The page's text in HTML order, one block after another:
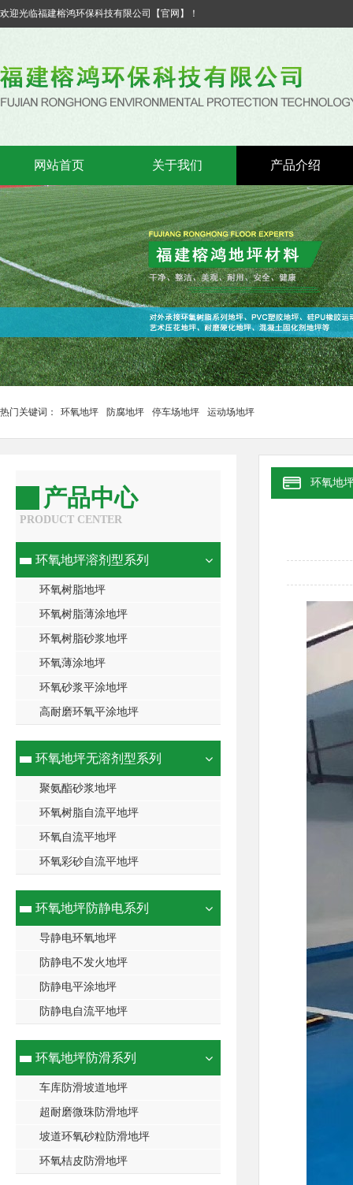
欢迎光临福建榕鸿环保科技有限公司【官网】！
网站首页 关于我们 产品介绍
热门关键词： 环氧地坪 防腐地坪 停车场地坪 运动场地坪
产品中心
PRODUCT CENTER
环氧地坪溶剂型系列
环氧树脂地坪
环氧树脂薄涂地坪
环氧树脂砂浆地坪
环氧薄涂地坪
环氧砂浆平涂地坪
高耐磨环氧平涂地坪
环氧地坪无溶剂型系列
聚氨酯砂浆地坪
环氧树脂自流平地坪
环氧自流平地坪
环氧彩砂自流平地坪
环氧地坪防静电系列
导静电环氧地坪
防静电不发火地坪
防静电平涂地坪
防静电自流平地坪
环氧地坪防滑系列
车库防滑坡道地坪
超耐磨微珠防滑地坪
坡道环氧砂粒防滑地坪
环氧桔皮防滑地坪
环氧地